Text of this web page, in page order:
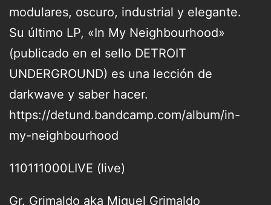
modulares, oscuro, industrial y elegante.
Su último LP, «In My Neighbourhood»
(publicado en el sello DETROIT
UNDERGROUND) es una lección de
darkwave y saber hacer.
https://detund.bandcamp.com/album/in-
my-neighbourhood
110111000LIVE (live)
Gr. Grimaldo aka Miguel Grimaldo